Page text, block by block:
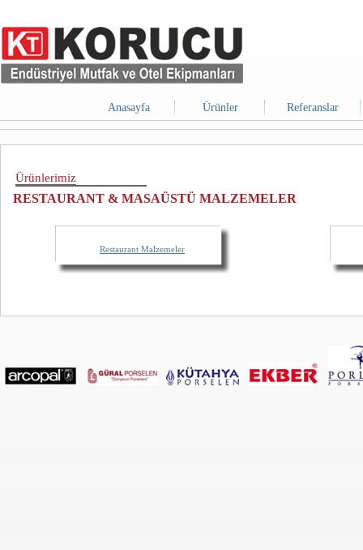
Anasayfa Ürünler Referanslar
Ürünlerimiz
RESTAURANT & MASAÜSTÜ MALZEMELER
Restaurant Malzemeler